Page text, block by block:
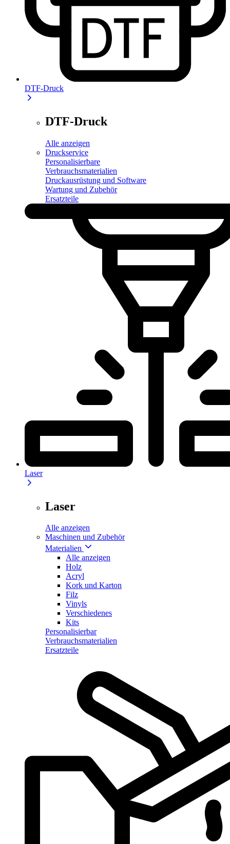
DTF-Druck
DTF-Druck
Alle anzeigen
Druckservice
Personalisierbare
Verbrauchsmaterialien
Druckausrüstung und Software
Wartung und Zubehör
Ersatzteile
Laser
Laser
Alle anzeigen
Maschinen und Zubehör
Materialien
Alle anzeigen
Holz
Acryl
Kork und Karton
Filz
Vinyls
Verschiedenes
Kits
Personalisierbar
Verbrauchsmaterialien
Ersatzteile